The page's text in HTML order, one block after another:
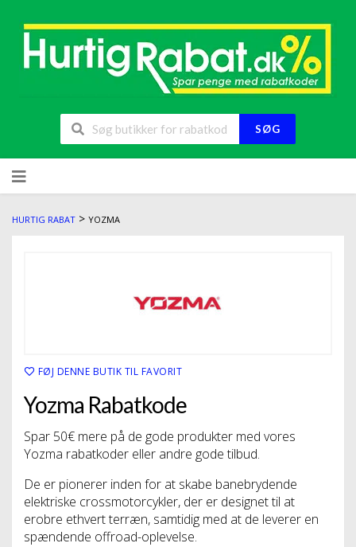
SØG
HURTIG RABAT > YOZMA
FØJ DENNE BUTIK TIL FAVORIT
Yozma Rabatkode
Spar 50€ mere på de gode produkter med vores
Yozma rabatkoder eller andre gode tilbud.
De er pionerer inden for at skabe banebrydende
elektriske crossmotorcykler, der er designet til at
erobre ethvert terræn, samtidig med at de leverer en
spændende offroad-oplevelse.